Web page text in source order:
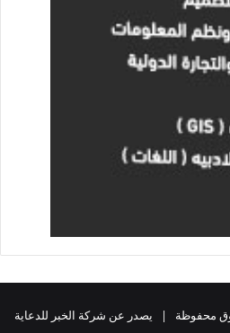
جميع الحقوق محفوظة | يصدر عن شركة الخبر للدعاية